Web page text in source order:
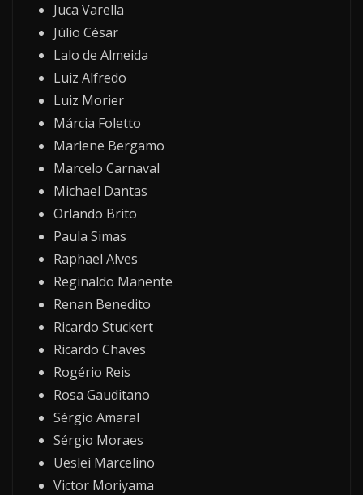
Juca Varella
Júlio César
Lalo de Almeida
Luiz Alfredo
Luiz Morier
Márcia Foletto
Marlene Bergamo
Marcelo Carnaval
Michael Dantas
Orlando Brito
Paula Simas
Raphael Alves
Reginaldo Manente
Renan Benedito
Ricardo Stuckert
Ricardo Chaves
Rogério Reis
Rosa Gauditano
Sérgio Amaral
Sérgio Moraes
Ueslei Marcelino
Victor Moriyama